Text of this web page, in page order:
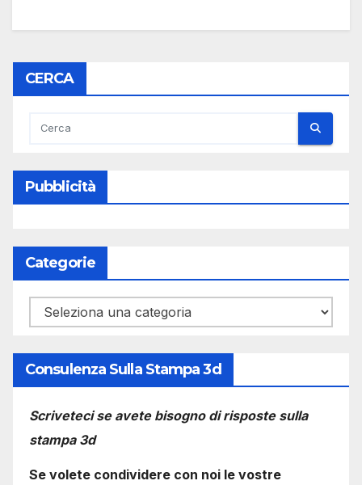
CERCA
Pubblicità
Categorie
Categorie
Consulenza Sulla Stampa 3d
Scriveteci se avete bisogno di risposte sulla
stampa 3d
Se volete condividere con noi le vostre